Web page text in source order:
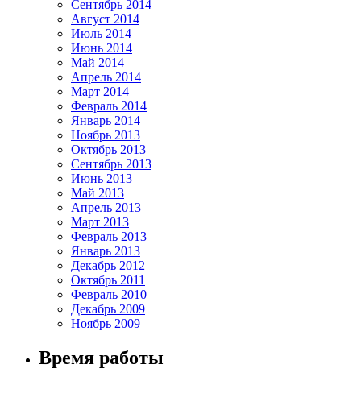
Сентябрь 2014
Август 2014
Июль 2014
Июнь 2014
Май 2014
Апрель 2014
Март 2014
Февраль 2014
Январь 2014
Ноябрь 2013
Октябрь 2013
Сентябрь 2013
Июнь 2013
Май 2013
Апрель 2013
Март 2013
Февраль 2013
Январь 2013
Декабрь 2012
Октябрь 2011
Февраль 2010
Декабрь 2009
Ноябрь 2009
Время работы